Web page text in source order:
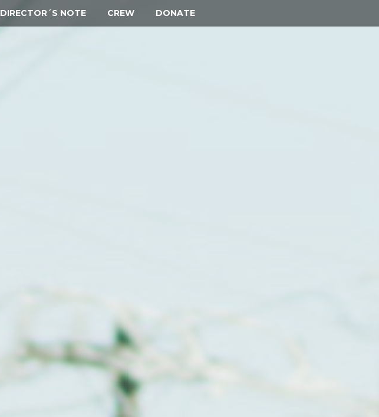
DIRECTOR´S NOTE CREW DONATE